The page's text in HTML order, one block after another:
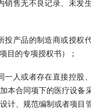
销售无不良记录、未发
投产品的制造商或授权
目的专项授权书）；
一人或者存在直接控股
本合同项下的医疗设备
计、规范编制或者项目